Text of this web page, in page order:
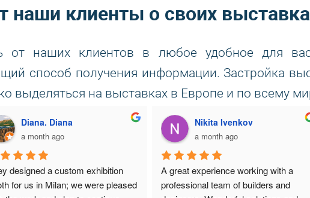
наши клиенты о своих
от наших клиентов в любое удобное для
способ получения информации. Застройка
выделяться на выставках в Европе и по всему
AR Light
2 months ago
such responsible
I really like the work
yaroslav
2 months ago
We've been working together for
several years now, and the work is